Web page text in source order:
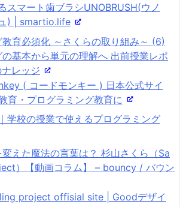
スマート歯ブラシUNOBRUSH(ウノ
) | smartio.life
育必須化 ～さくらの取り組み～ (6)
基本から単元の理解へ 出前授業レポ
レッジ
( コードモンキー ) 日本公式サイ
育・プログラミング教育に
学校の授業で使えるプログラミング
えた魔法の言葉は？ 杉山さくら（Sa
）【動画コラム】 – bouncy / バウン
project offisial site | Goodデザイ